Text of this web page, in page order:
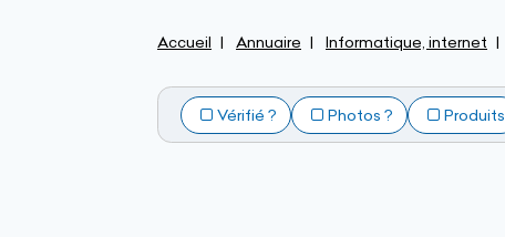
Accueil Annuaire Informatique, internet
Vérifié ? Photos ? Produits